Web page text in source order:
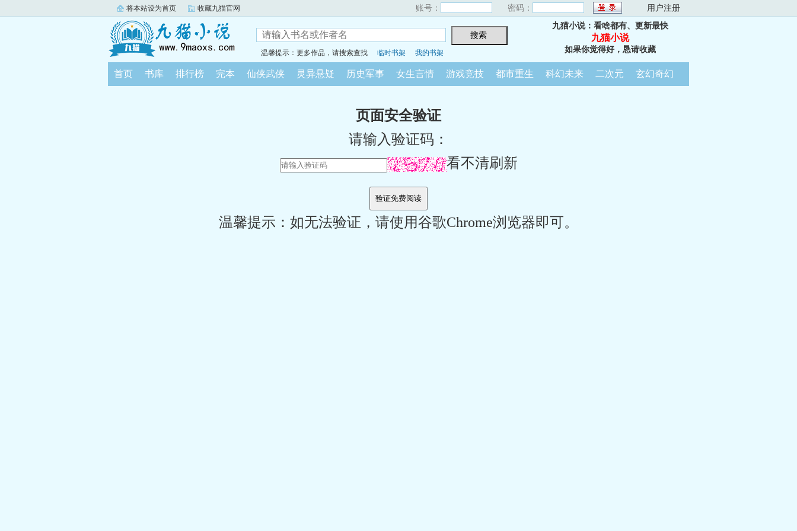
将本站设为首页 收藏九猫官网 账号： 密码： 用户注册
温馨提示：更多作品，请搜索查找 临时书架 我的书架
九猫小说：看啥都有、更新最快
九猫小说
如果你觉得好，恳请收藏
首页 书库 排行榜 完本 仙侠武侠 灵异悬疑 历史军事 女生言情 游戏竞技 都市重生 科幻未来 二次元 玄幻奇幻
页面安全验证
请输入验证码：
看不清刷新
温馨提示：如无法验证，请使用谷歌Chrome浏览器即可。